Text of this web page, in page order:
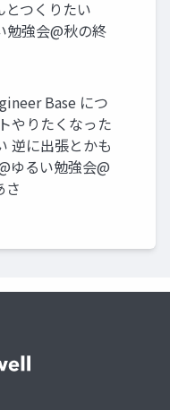
とつくりたい
勉強会@秋の終
Base につ
やりたくなった
逆に出張とかも
ゆるい勉強会@
さ